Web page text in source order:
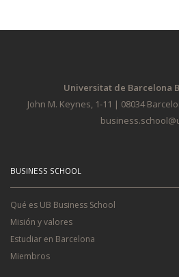
Universitat de Barcelona
John M. Keynes, 1-11 | 08034
BUSINESS SCHOOL
Qué es UB Business School
Misión y valores
Estudiar en Barcelona
Miembros